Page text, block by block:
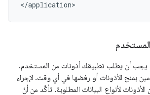
يجب أن يطلب تطبيقك أذونات من المستخدم.
بمنح الأذونات أو رفضها في أي وقت. لإجراء
لأنواع البيانات المطلوبة. تأكَّد من أنّ